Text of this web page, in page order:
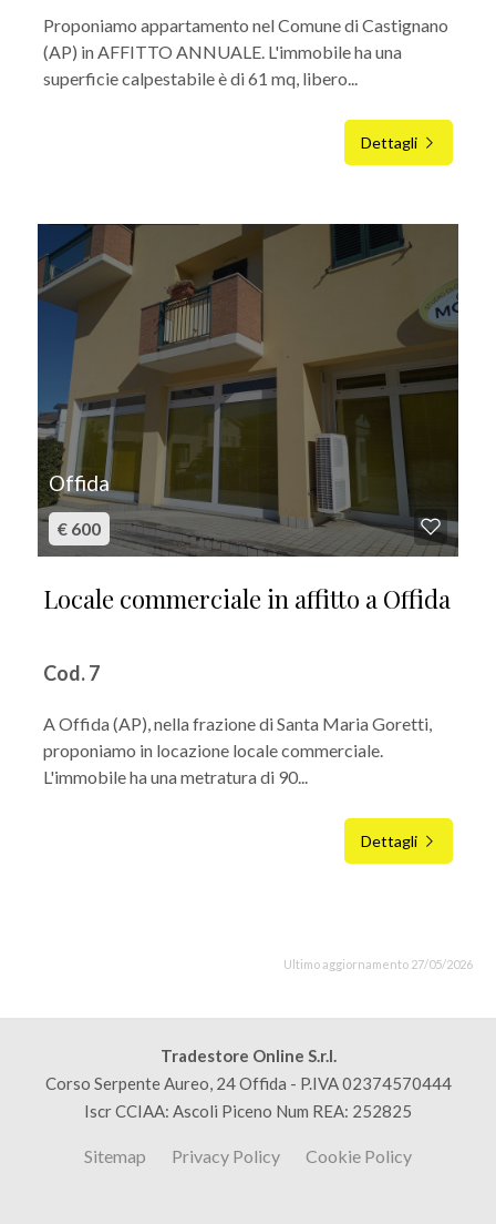
Proponiamo appartamento nel Comune di Castignano
(AP) in AFFITTO ANNUALE. L'immobile ha una
superficie calpestabile è di 61 mq, libero...
Dettagli
Offida
€ 600
Locale commerciale in affitto a Offida
Cod. 7
A Offida (AP), nella frazione di Santa Maria Goretti,
proponiamo in locazione locale commerciale.
L'immobile ha una metratura di 90...
Dettagli
Ultimo aggiornamento 27/05/2026
Tradestore Online S.r.l.
Corso Serpente Aureo, 24 Offida - P.IVA 02374570444
Iscr CCIAA: Ascoli Piceno Num REA: 252825
Sitemap Privacy Policy Cookie Policy